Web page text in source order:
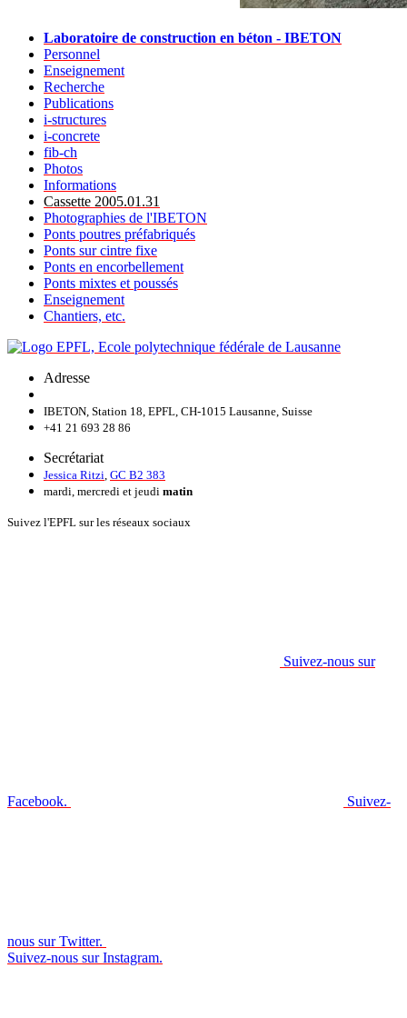
Laboratoire de construction en béton - IBETON
Personnel
Enseignement
Recherche
Publications
i-structures
i-concrete
fib-ch
Photos
Informations
Cassette 2005.01.31
Photographies de l'IBETON
Ponts poutres préfabriqués
Ponts sur cintre fixe
Ponts en encorbellement
Ponts mixtes et poussés
Enseignement
Chantiers, etc.
Adresse
IBETON, Station 18, EPFL, CH-1015 Lausanne, Suisse
+41 21 693 28 86
Secrétariat
Jessica Ritzi GC B2 383
mardi, mercredi et jeudi matin
Suivez l'EPFL sur les réseaux sociaux
Suivez-nous sur
Facebook. Suivez-
nous sur Twitter.
Suivez-nous sur Instagram.